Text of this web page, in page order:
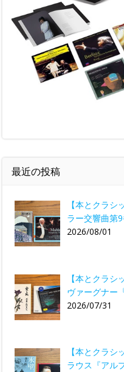
最近の投稿
【本とクラ
ラー交響曲第
2026/08/01
【本とクラシ
ヴァーグナー
2026/07/31
【本とクラ
ラウス『アル